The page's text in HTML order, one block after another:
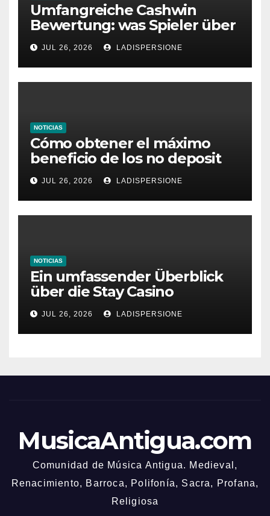
Umfangreiche Cashwin
Bewertung: was Spieler über
dieses Casino denken
JUL 26, 2026 LADISPERSIONE
NOTICIAS
Cómo obtener el máximo
beneficio de los no deposit
bonus codes de roby casino
JUL 26, 2026 LADISPERSIONE
NOTICIAS
Ein umfassender Überblick
über die Stay Casino
Bonusbedingungen
JUL 26, 2026 LADISPERSIONE
MusicaAntigua.com
Comunidad de Música Antigua. Medieval,
Renacimiento, Barroca, Polifonía, Sacra, Profana,
Religiosa